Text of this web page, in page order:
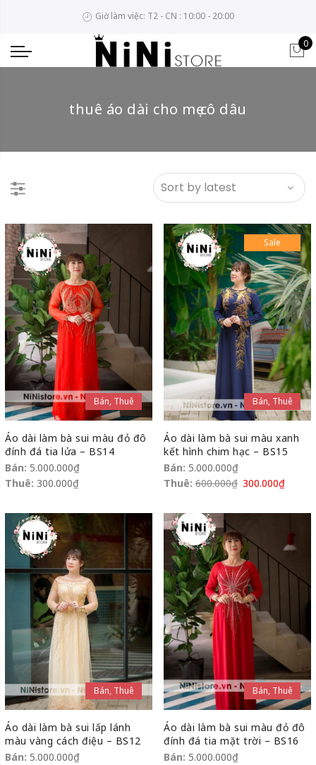
Giờ làm việc: T2 - CN : 10:00 - 20:00
0
thuê áo dài cho mẹ cô dâu
Bán, Thuê
Áo dài làm bà sui màu đỏ đô
đính đá tia lửa – BS14
Bán: 5.000.000₫
Thuê: 300.000₫
Bán, Thuê
Sale
Áo dài làm bà sui màu xanh
kết hình chim hạc – BS15
Bán: 5.000.000₫
Thuê: 600.000₫ 300.000₫
Bán, Thuê
Áo dài làm bà sui lấp lánh
màu vàng cách điệu – BS12
Bán: 5.000.000₫
Bán, Thuê
Áo dài làm bà sui màu đỏ đô
đính đá tia mặt trời – BS16
Bán: 5.000.000₫